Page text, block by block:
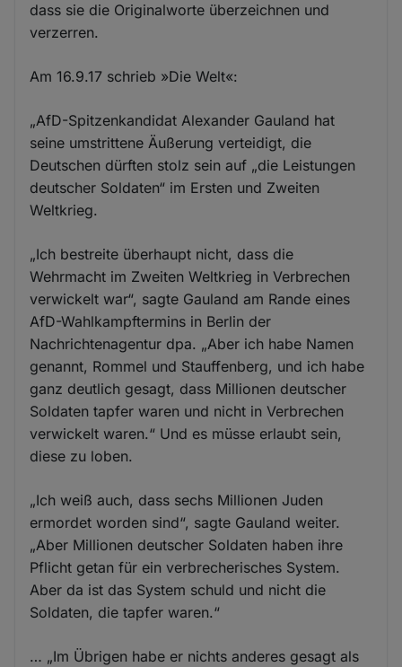
dass sie die Originalworte überzeichnen und
verzerren.
Am 16.9.17 schrieb »Die Welt«:
„AfD-Spitzenkandidat Alexander Gauland hat
seine umstrittene Äußerung verteidigt, die
Deutschen dürften stolz sein auf „die Leistungen
deutscher Soldaten“ im Ersten und Zweiten
Weltkrieg.
„Ich bestreite überhaupt nicht, dass die
Wehrmacht im Zweiten Weltkrieg in Verbrechen
verwickelt war“, sagte Gauland am Rande eines
AfD-Wahlkampftermins in Berlin der
Nachrichtenagentur dpa. „Aber ich habe Namen
genannt, Rommel und Stauffenberg, und ich habe
ganz deutlich gesagt, dass Millionen deutscher
Soldaten tapfer waren und nicht in Verbrechen
verwickelt waren.“ Und es müsse erlaubt sein,
diese zu loben.
„Ich weiß auch, dass sechs Millionen Juden
ermordet worden sind“, sagte Gauland weiter.
„Aber Millionen deutscher Soldaten haben ihre
Pflicht getan für ein verbrecherisches System.
Aber da ist das System schuld und nicht die
Soldaten, die tapfer waren.“
… „Im Übrigen habe er nichts anderes gesagt als